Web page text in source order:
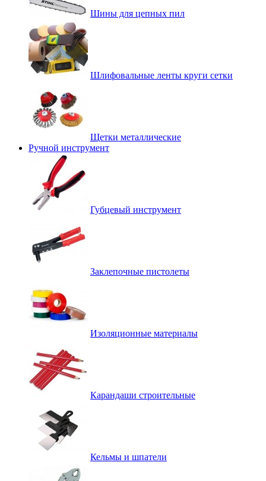
Шины для цепных пил
Шлифовальные ленты круги сетки
Щетки металлические
Ручной инструмент
Губцевый инструмент
Заклепочные пистолеты
Изоляционные материалы
Карандаши строительные
Кельмы и шпатели